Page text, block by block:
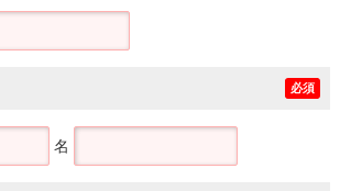
必須
名